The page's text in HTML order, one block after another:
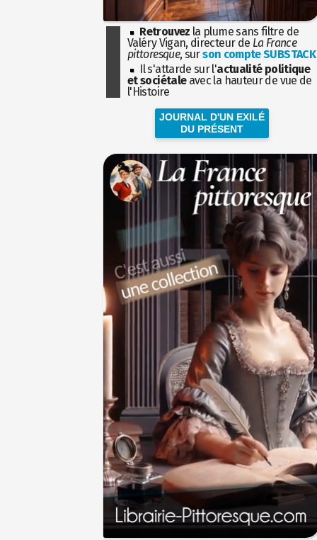
Retrouvez la plume sans filtre de
Valéry Vigan, directeur de La France
pittoresque, surson compte SUBSTACK
Il s'attarde sur l'actualité politique
et sociétaleavec la hauteur de vue de
l'Histoire
JOURNAL D'UN EXILÉ
DU PRÉSENT